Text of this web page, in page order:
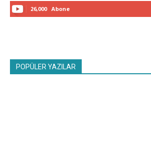
26,000 Abone
POPÜLER YAZILAR